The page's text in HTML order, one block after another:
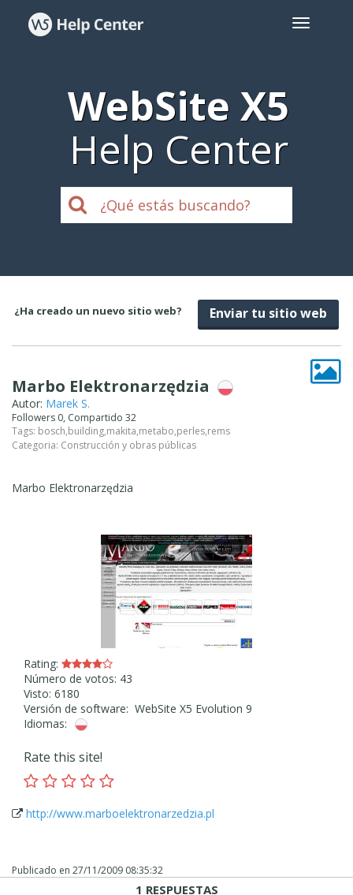
WebSite X5
Help Center
¿Ha creado un nuevo sitio web? Enviar tu sitio web
Marbo Elektronarzędzia
Autor: Marek S.
Followers 0, Compartido 32
Tags: bosch,building,makita,metabo,perles,rems
Categoria: Construcción y obras públicas
Marbo Elektronarzędzia
Rating:
Número de votos: 43
Visto: 6180
Versión de software: WebSite X5 Evolution 9
Idiomas:
Rate this site!
http://www.marboelektronarzedzia.pl
Publicado en 27/11/2009 08:35:32
1 RESPUESTAS